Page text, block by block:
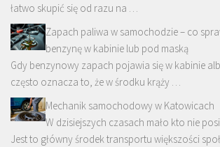
łatwo skupić się od razu na …
Zapach paliwa w samochodzie – co
benzynę w kabinie lub pod maską
Gdy benzynowy zapach pojawia się w kabinie
często oznacza to, że w środku krąży …
Mechanik samochodowy w Katowicach
W dzisiejszych czasach mało kto nie
Jest to główny środek transportu większości